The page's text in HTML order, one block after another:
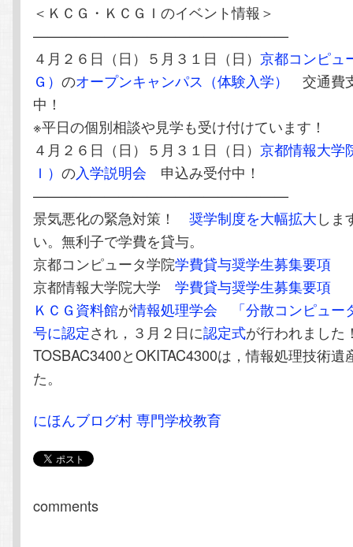
＜ＫＣＧ・ＫＣＧＩのイベント情報＞
——————————————————
４月２６日（日）５月３１日（日）京都コンピュ
Ｇ）のオープンキャンパス（体験入学）
交通費
中！
※平日の個別相談や見学も受け付けています！
４月２６日（日）５月３１日（日）京都情報大学
Ｉ）の入学説明会 申込み受付中！
——————————————————
景気悪化の緊急対策！奨学制度を大幅拡大し
い。無利子で学費を貸与。
京都コンピュータ学院学費貸与奨学生募集要項
京都情報大学院大学学費貸与奨学生募集要項
ＫＣＧ資料館が情報処理学会
「分散コンピュ
号に認定され，３月２日に認定式が行われました
TOSBAC3400とOKITAC4300は，情報処理技術遺
た。
にほんブログ村 専門学校教育
comments